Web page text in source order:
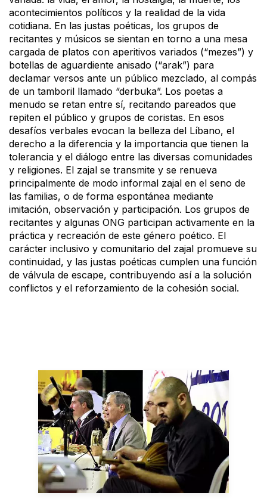
acontecimientos políticos y la realidad de la vida
cotidiana. En las justas poéticas, los grupos de
recitantes y músicos se sientan en torno a una mesa
cargada de platos con aperitivos variados (“mezes”) y
botellas de aguardiente anisado (“arak”) para
declamar versos ante un público mezclado, al compás
de un tamboril llamado “derbuka”. Los poetas a
menudo se retan entre sí, recitando pareados que
repiten el público y grupos de coristas. En esos
desafíos verbales evocan la belleza del Líbano, el
derecho a la diferencia y la importancia que tienen la
tolerancia y el diálogo entre las diversas comunidades
y religiones. El zajal se transmite y se renueva
principalmente de modo informal zajal en el seno de
las familias, o de forma espontánea mediante
imitación, observación y participación. Los grupos de
recitantes y algunas ONG participan activamente en la
práctica y recreación de este género poético. El
carácter inclusivo y comunitario del zajal promueve su
continuidad, y las justas poéticas cumplen una función
de válvula de escape, contribuyendo así a la solución
conflictos y el reforzamiento de la cohesión social.